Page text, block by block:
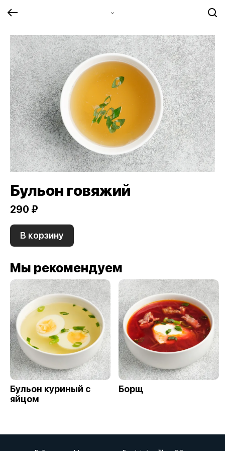
Бульон говяжий
290 ₽
В корзину
Мы рекомендуем
Бульон куриный с
яйцом
Борщ